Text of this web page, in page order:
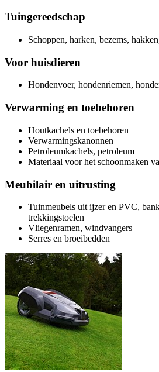
Tuingereedschap
Schoppen, harken, bezems,
Voor huisdieren
Hondenvoer, hondenriemen,
Verwarming en toebehoren
Houtkachels en toebehoren
Verwarmingskanonnen
Petroleumkachels, petroleum
Materiaal voor het schoonmaken
Meubilair en uitrusting
Tuinmeubels uit ijzer en PVC,
trekkingstoelen
Vliegenramen, windvangers
Serres en broeibedden